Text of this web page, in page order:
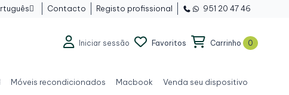
 Contacto Registo profissional 951 20 47 46
Iniciar sessão Favoritos Carrinho 0
Móveis recondicionados Macbook Venda seu dispositivo